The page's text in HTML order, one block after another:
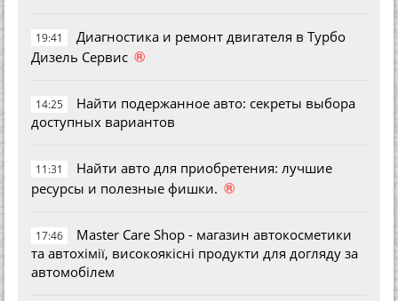
19:41
Диагностика и ремонт двигателя в Турбо
Дизель Сервис ®
14:25
Найти подержанное авто: секреты выбора
доступных вариантов
11:31
Найти авто для приобретения: лучшие
ресурсы и полезные фишки. ®
17:46
Master Care Shop - магазин автокосметики
та автохімії, високоякісні продукти для догляду за
автомобілем